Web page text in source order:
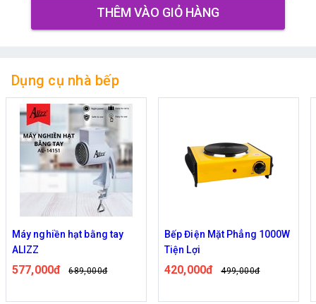
THÊM VÀO GIỎ HÀNG
Dụng cụ nhà bếp
Máy nghiền hạt bằng tay
ALIZZ
577,000đ 689,000đ
Bếp Điện Mặt Phẳng 1000W
Tiện Lợi
420,000đ 499,000đ